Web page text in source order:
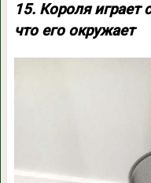
15. Короля играет
что его окружает